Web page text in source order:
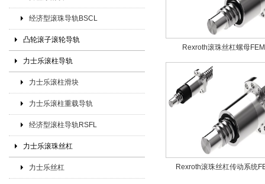
经济型滚珠导轨BSCL
凸轮滚子滚轮导轨
力士乐滚柱导轨
力士乐滚柱滑块
力士乐滚柱重载导轨
经济型滚柱导轨RSFL
力士乐滚珠丝杠
力士乐丝杠
Rexroth滚珠丝杠螺母
Rexroth滚珠丝杠传动系统